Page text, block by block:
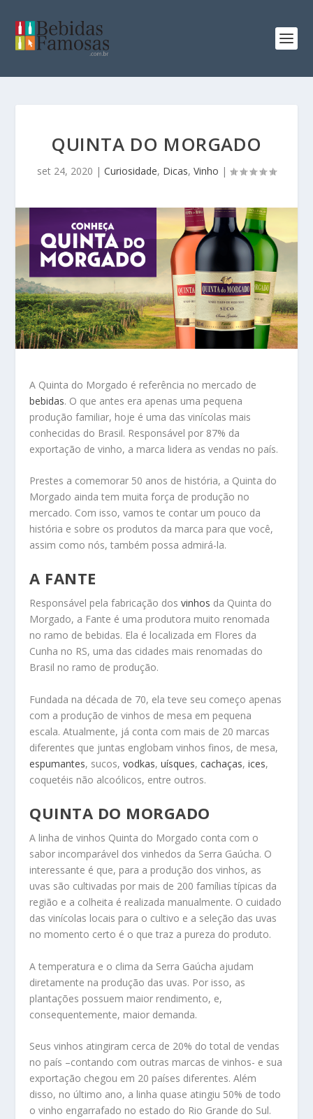
QUINTA DO MORGADO
set 24, 2020 | Curiosidade, Dicas, Vinho |
A Quinta do Morgado é referência no mercado de
bebidas. O que antes era apenas uma pequena
produção familiar, hoje é uma das vinícolas mais
conhecidas do Brasil. Responsável por 87% da
exportação de vinho, a marca lidera as vendas no país.
Prestes a comemorar 50 anos de história, a Quinta do
Morgado ainda tem muita força de produção no
mercado. Com isso, vamos te contar um pouco da
história e sobre os produtos da marca para que você,
assim como nós, também possa admirá-la.
A FANTE
Responsável pela fabricação dosvinhos da Quinta do
Morgado, a Fante é uma produtora muito renomada
no ramo de bebidas. Ela é localizada em Flores da
Cunha no RS, uma das cidades mais renomadas do
Brasil no ramo de produção.
Fundada na década de 70, ela teve seu começo apenas
com a produção de vinhos de mesa em pequena
escala. Atualmente, já conta com mais de 20 marcas
diferentes que juntas englobam vinhos finos, de mesa,
espumantes, sucos,vodkas,uísques,cachaças,ices,
coquetéis não alcoólicos, entre outros.
QUINTA DO MORGADO
A linha de vinhos Quinta do Morgado conta com o
sabor incomparável dos vinhedos da Serra Gaúcha. O
interessante é que, para a produção dos vinhos, as
uvas são cultivadas por mais de 200 famílias típicas da
região e a colheita é realizada manualmente. O cuidado
das vinícolas locais para o cultivo e a seleção das uvas
no momento certo é o que traz a pureza do produto.
A temperatura e o clima da Serra Gaúcha ajudam
diretamente na produção das uvas. Por isso, as
plantações possuem maior rendimento, e,
consequentemente, maior demanda.
Seus vinhos atingiram cerca de 20% do total de vendas
no país –contando com outras marcas de vinhos- e sua
exportação chegou em 20 países diferentes. Além
disso, no último ano, a linha quase atingiu 50% de todo
o vinho engarrafado no estado do Rio Grande do Sul.